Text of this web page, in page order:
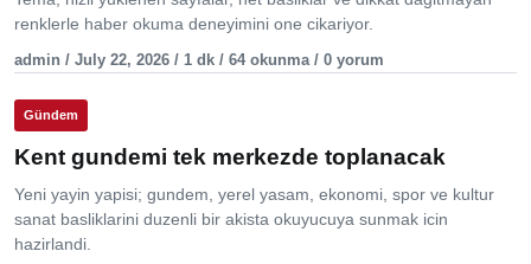
renklerle haber okuma deneyimini one cikariyor.
admin / July 22, 2026 / 1 dk / 64 okunma / 0 yorum
Gündem
Kent gundemi tek merkezde toplanacak
Yeni yayin yapisi; gundem, yerel yasam, ekonomi, spor ve kultur
sanat basliklarini duzenli bir akista okuyucuya sunmak icin
hazirlandi.